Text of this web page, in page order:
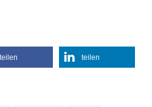
teilen teilen